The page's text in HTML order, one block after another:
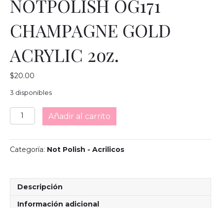
NOTPOLISH OG171
CHAMPAGNE GOLD
ACRYLIC 2oz.
$20.00
3 disponibles
NOTPOLISH
OG171
GOLD
ACRYLIC
Añadir al carrito
Categoría: Not Polish - Acrilicos
Descripción
Información adicional